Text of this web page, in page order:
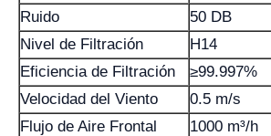
Ruido
50 DB
Nivel de Filtración
H14
Eficiencia de Filtración
≥99.997%
Velocidad del Viento
0.5 m/s
Flujo de Aire Frontal
1000 m³/h